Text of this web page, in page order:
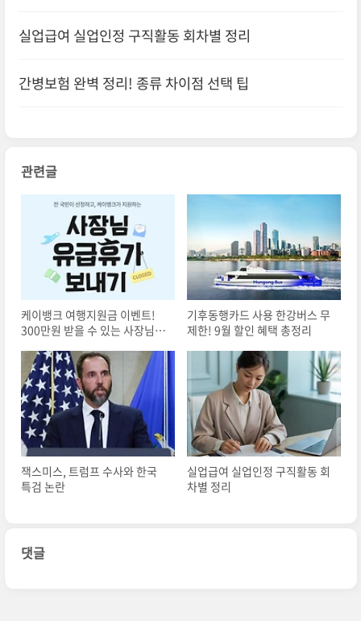
실업급여 실업인정 구직활동 회차별 정리
간병보험 완벽 정리! 종류 차이점 선택 팁
관련글
케이뱅크 여행지원금 이벤트!
300만원 받을 수 있는 사장님 혜
기후동행카드 사용 한강버스 무
제한! 9월 할인 혜택 총정리
잭스미스, 트럼프 수사와 한국
특검 논란
실업급여 실업인정 구직활동 회
차별 정리
댓글